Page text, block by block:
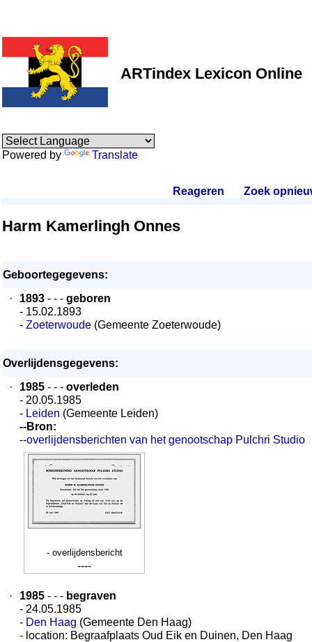
ARTindex Lexicon Online
Powered by Translate
Reageren Zoek
Harm Kamerlingh Onnes
Geboortegegevens:
·
1893 - - - geboren
- 15.02.1893
- Zoeterwoude (Gemeente Zoeterwoude)
Overlijdensgegevens:
·
1985 - - - overleden
- 20.05.1985
- Leiden (Gemeente Leiden)
--Bron:
--overlijdensberichten van het genootschap Pulchri Studio
- overlijdensbericht
----
· 1985 - - - begraven
- 24.05.1985
- Den Haag (Gemeente Den Haag)
- location: Begraafplaats Oud Eik en Duinen, Den Haag